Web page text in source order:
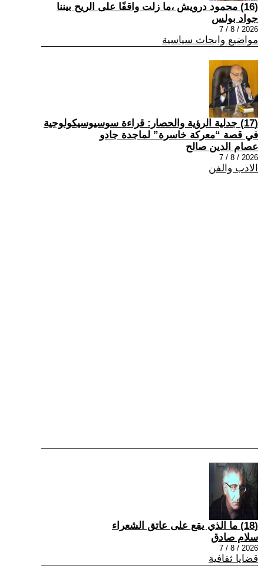
(16) محمود درويش ،ما زلت واقفًا على الريح بيننا
جواد بولس
2026 / 8 / 7
مواضيع وابحاث سياسية
(17) جدلية الرؤية والحصار: قراءة سوسيوسيكولوجية
في قصة “معركة خاسرة” لماجدة جادو
عصام الدين صالح
2026 / 8 / 7
الادب والفن
(18) ما الذي يقع على عاتق الشعراء
سلام صادق
2026 / 8 / 7
قضايا ثقافية